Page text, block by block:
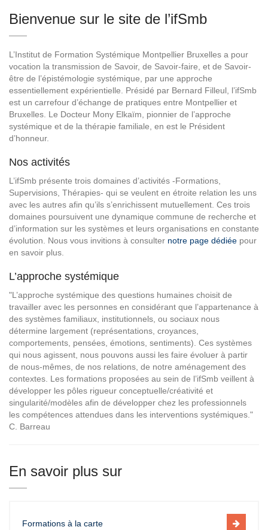
Bienvenue sur le site de l’ifSmb
L’Institut de Formation Systémique Montpellier Bruxelles a pour
vocation la transmission de Savoir, de Savoir-faire, et de Savoir-
être de l’épistémologie systémique, par une approche
essentiellement expérientielle. Présidé par Bernard Filleul, l’ifSmb
est un carrefour d’échange de pratiques entre Montpellier et
Bruxelles. Le Docteur Mony Elkaïm, pionnier de l’approche
systémique et de la thérapie familiale, en est le Président
d’honneur.
Nos activités
L’ifSmb présente trois domaines d’activités -Formations,
Supervisions, Thérapies- qui se veulent en étroite relation les uns
avec les autres afin qu’ils s’enrichissent mutuellement. Ces trois
domaines poursuivent une dynamique commune de recherche et
d’information sur les systèmes et leurs organisations en constante
évolution. Nous vous invitions à consulter notre page dédiée pour
en savoir plus.
L’approche systémique
"L’approche systémique des questions humaines choisit de
travailler avec les personnes en considérant que l’appartenance à
des systèmes familiaux, institutionnels, ou sociaux nous
détermine largement (représentations, croyances,
comportements, pensées, émotions, sentiments). Ces systèmes
qui nous agissent, nous pouvons aussi les faire évoluer à partir
de nous-mêmes, de nos relations, de notre aménagement des
contextes. Les formations proposées au sein de l’ifSmb veillent à
développer les pôles rigueur conceptuelle/créativité et
singularité/modèles afin de développer chez les professionnels
les compétences attendues dans les interventions systémiques."
C. Barreau
En savoir plus sur
Formations à la carte